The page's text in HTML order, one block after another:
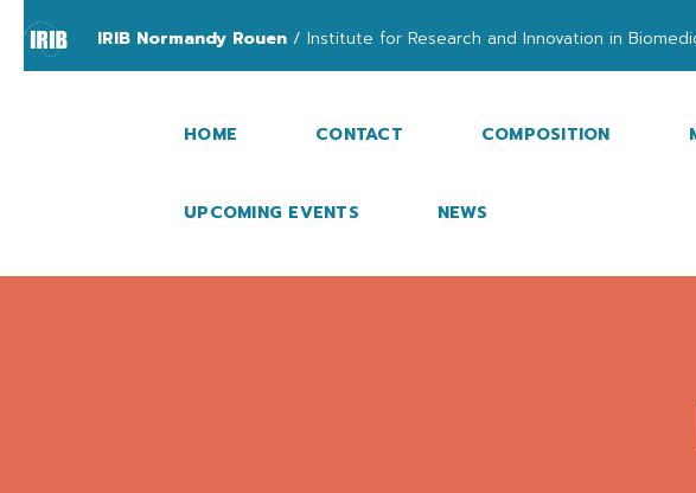
IRIB Normandy Rouen / Institute for Research and Innovation in
HOME CONTACT COMPOSITION
UPCOMING EVENTS NEWS